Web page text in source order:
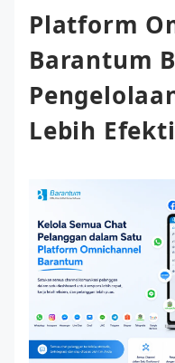
Platform
Barantum
Lebih